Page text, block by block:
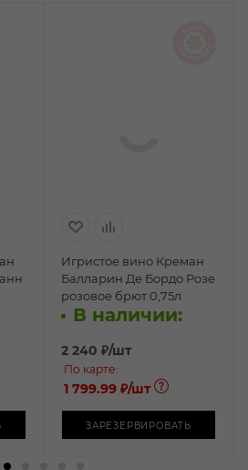
Игристое вино Креман
Балларин Де Бордо Розе
розовое брют 0,75л
В наличии:
2 240 ₽/шт
По карте:
1 799.99 ₽/шт
ЗАРЕЗЕРВИРОВАТЬ